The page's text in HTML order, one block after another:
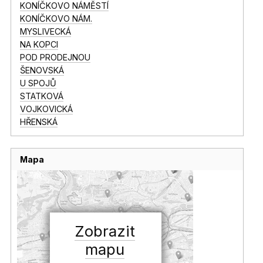
KONÍČKOVO NÁMĚSTÍ
KONÍČKOVO NÁM.
MYSLIVECKÁ
NA KOPCI
POD PRODEJNOU
ŠENOVSKÁ
U SPOJŮ
STATKOVÁ
VOJKOVICKÁ
HŘENSKÁ
Mapa
Zobrazit
mapu